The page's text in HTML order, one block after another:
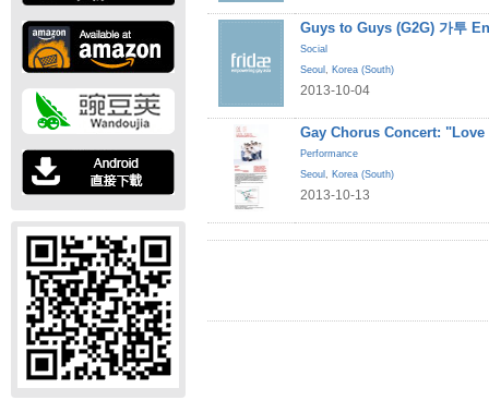
Guys to Guys (G2G) 가투
Social
Seoul , Korea (South)
2013-10-04
Gay Chorus Concert: "Love
Performance
Seoul , Korea (South)
2013-10-13